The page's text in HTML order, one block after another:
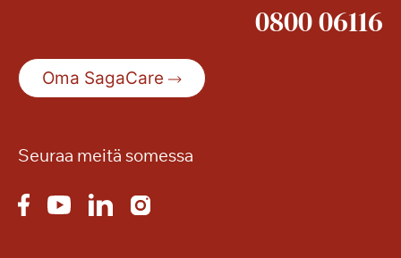
0800 06116
Oma SagaCare
Seuraa meitä somessa